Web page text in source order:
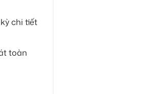
chi tiết
toàn